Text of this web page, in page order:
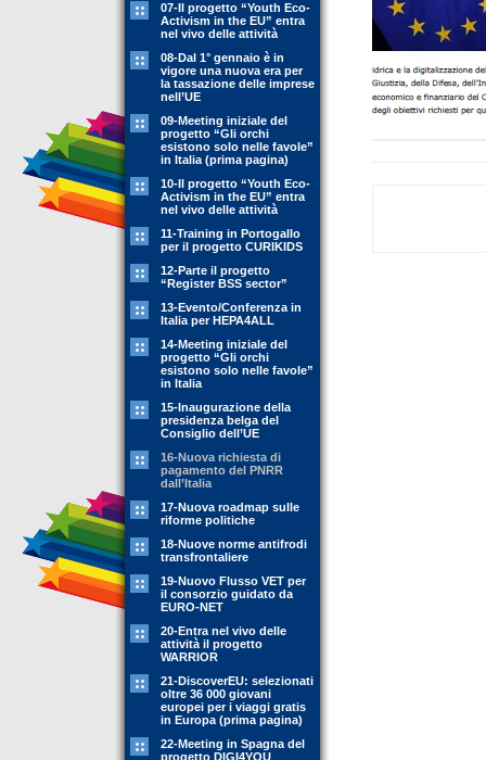
07-Il progetto “Youth Eco-
Activism in the EU” entra
nel vivo delle attività
08-Dal 1° gennaio è in
vigore una nuova era per
la tassazione delle imprese
nell’UE
09-Meeting iniziale del
progetto “Gli orchi
esistono solo nelle favole”
in Italia (prima pagina)
10-Il progetto “Youth Eco-
Activism in the EU” entra
nel vivo delle attività
11-Training in Portogallo
per il progetto CURIKIDS
12-Parte il progetto
“Register BSS sector”
13-Evento/Conferenza in
Italia per HEPA4ALL
14-Meeting iniziale del
progetto “Gli orchi
esistono solo nelle favole”
in Italia
15-Inaugurazione della
presidenza belga del
Consiglio dell’UE
16-Nuova richiesta di
pagamento del PNRR
dall’Italia
17-Nuova roadmap sulle
riforme politiche
18-Nuove norme antifrodi
transfrontaliere
19-Nuovo Flusso VET per
il consorzio guidato da
EURO-NET
20-Entra nel vivo delle
attività il progetto
WARRIOR
21-DiscoverEU: selezionati
oltre 36 000 giovani
europei per i viaggi gratis
in Europa (prima pagina)
22-Meeting in Spagna del
progetto DIGI4YOU